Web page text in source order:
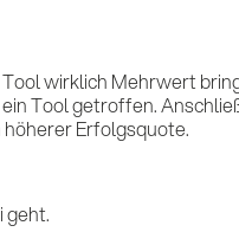
wirklich Mehrwert
Tool getroffen.
Erfolgsquote.
geht.